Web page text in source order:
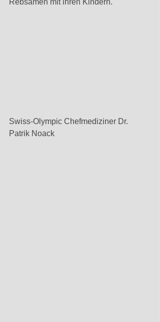
Rebsamen mit ihren Kindern.
Swiss-Olympic Chefmediziner Dr.
Patrik Noack